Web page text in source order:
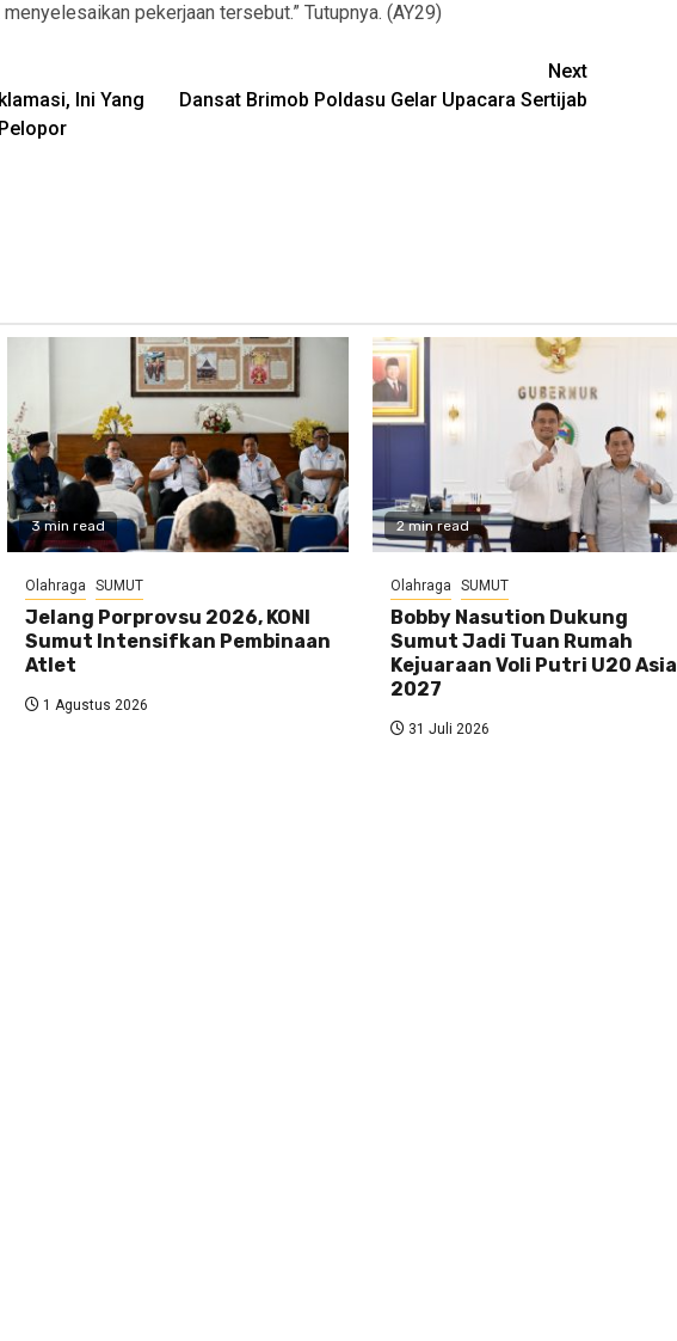
pekerjaan tersebut.” Tutupnya. (AY29)
Ini Yang
Next
Dansat Brimob Poldasu Gelar Upacara Sertijab
3 min read
Olahraga SUMUT
Jelang Porprovsu 2026, KONI
Sumut Intensifkan Pembinaan
Atlet
1 Agustus 2026
2 min read
Olahraga SUMUT
Bobby Nasution Dukung
Sumut Jadi Tuan Rumah
Kejuaraan Voli Putri U20 Asia
2027
31 Juli 2026